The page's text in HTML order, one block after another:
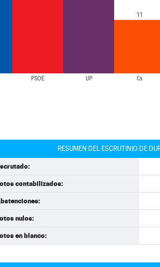
PSOE UP Cs
11
RESUMEN DEL ESCRUTINIO DE
contabilizados:
nulos:
en blanco: